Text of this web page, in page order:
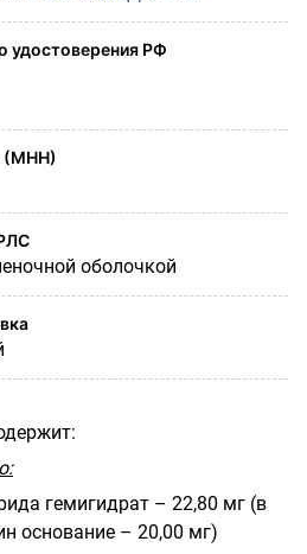
удостоверения РФ
(МНН)
оболочкой
гемигидрат – 22,80 мг (в
основание – 20,00 мг)